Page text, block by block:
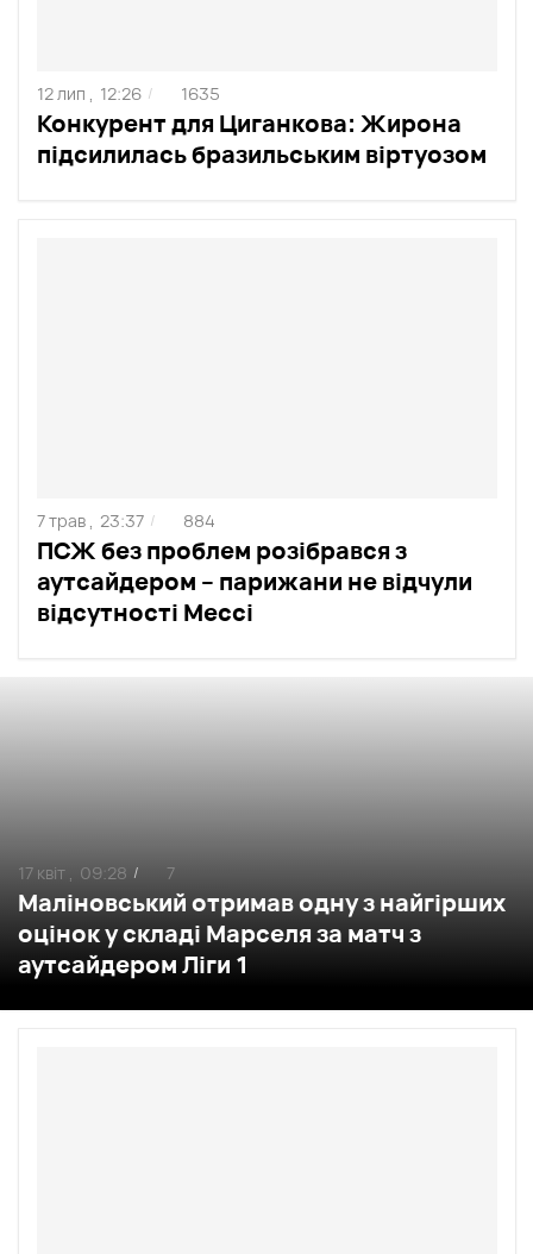
Конкурент для Циганкова: Жирона
підсилилась бразильським віртуозом
12 лип , 12:26 / 1635
ПСЖ без проблем розібрався з
аутсайдером – парижани не відчули
відсутності Мессі
7 трав , 23:37 / 884
Маліновський отримав одну з найгірших
оцінок у складі Марселя за матч з
аутсайдером Ліги 1
17 квіт , 09:28 / 7